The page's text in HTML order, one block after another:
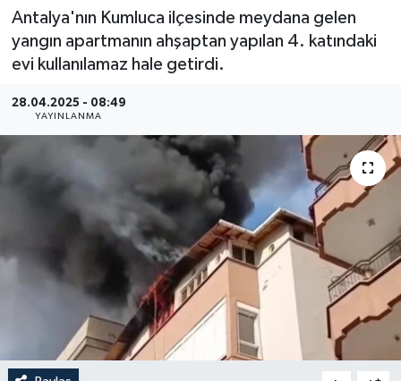
Antalya'nın Kumluca ilçesinde meydana gelen
yangın apartmanın ahşaptan yapılan 4. katındaki
evi kullanılamaz hale getirdi.
28.04.2025 - 08:49
YAYINLANMA
Ekonomi
Genel
Görüntülü Haber
Kültür & Sanat
Resmi İlan
Sağlık & Yaşam
Tüm Manşetler
Son Dakika Haberleri
Haber Arşivi